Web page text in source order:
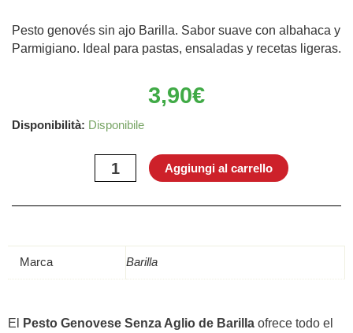
Pesto genovés sin ajo Barilla. Sabor suave con albahaca y
Parmigiano. Ideal para pastas, ensaladas y recetas ligeras.
3,90€
Disponibilità: Disponibile
Pesto
Aggiungi al carrello
Marca Barilla
El Pesto Genovese Senza Aglio de Barilla ofrece todo el